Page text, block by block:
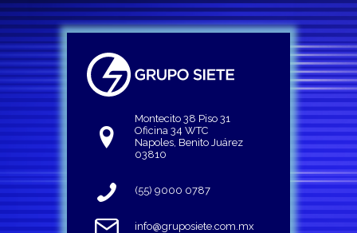
Montecito 38 Piso 31
Oficina 34 WTC
Napoles, Benito Juárez
03810
(55) 9000 0787
info@gruposiete.com.mx